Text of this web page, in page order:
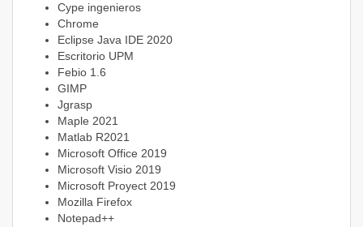
Cype ingenieros
Chrome
Eclipse Java IDE 2020
Escritorio UPM
Febio 1.6
GIMP
Jgrasp
Maple 2021
Matlab R2021
Microsoft Office 2019
Microsoft Visio 2019
Microsoft Proyect 2019
Mozilla Firefox
Notepad++